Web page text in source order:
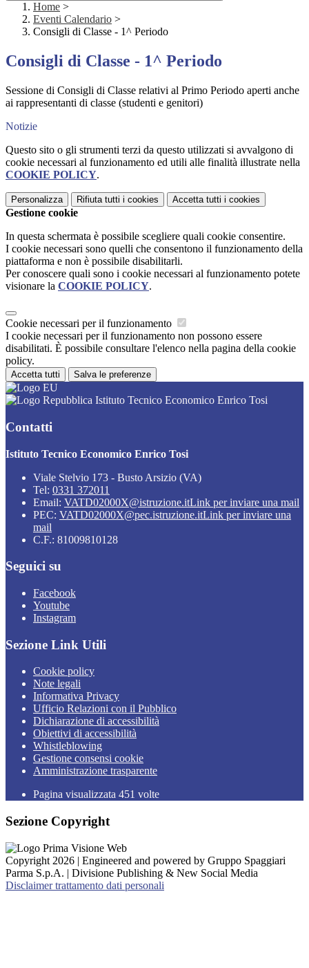
Home >
Eventi Calendario >
Consigli di Classe - 1^ Periodo
Consigli di Classe - 1^ Periodo
Sessione di Consigli di Classe relativi al Primo Periodo aperti anche
ai rappresentanti di classe (studenti e genitori)
Notizie
Questo sito o gli strumenti terzi da questo utilizzati si avvalgono di
cookie necessari al funzionamento ed utili alle finalità illustrate nella
COOKIE POLICY.
Personalizza Rifiuta tutti i cookies Accetta tutti i cookies
Gestione cookie
In questa schermata è possibile scegliere quali cookie consentire.
I cookie necessari sono quelli che consentono il funzionamento della
piattaforma e non è possibile disabilitarli.
Per conoscere quali sono i cookie necessari al funzionamento potete
visionare la COOKIE POLICY.
Cookie necessari per il funzionamento
I cookie necessari per il funzionamento non possono essere
disabilitati. È possibile consultare l'elenco nella pagina della cookie
policy.
Accetta tutti Salva le preferenze
Istituto Tecnico Economico Enrico Tosi
Contatti
Istituto Tecnico Economico Enrico Tosi
Viale Stelvio 173 - Busto Arsizio (VA)
Tel: 0331 372011
Email: VATD02000X@istruzione.itLink per inviare una mail
PEC: VATD02000X@pec.istruzione.itLink per inviare una
mail
C.F.: 81009810128
Seguici su
Facebook
Youtube
Instagram
Sezione Link Utili
Cookie policy
Note legali
Informativa Privacy
Ufficio Relazioni con il Pubblico
Dichiarazione di accessibilità
Obiettivi di accessibilità
Whistleblowing
Gestione consensi cookie
Amministrazione trasparente
Pagina visualizzata 451 volte
Sezione Copyright
Copyright 2026 | Engineered and powered by Gruppo Spaggiari
Parma S.p.A. | Divisione Publishing & New Social Media
Disclaimer trattamento dati personali